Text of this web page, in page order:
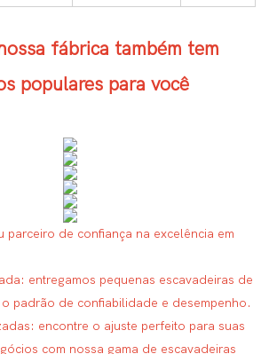
fábrica também tem
populares para você
parceiro de confiança na excelência em
entregamos pequenas escavadeiras de
padrão de confiabilidade e desempenho.
encontre o ajuste perfeito para suas
com nossa gama de escavadeiras